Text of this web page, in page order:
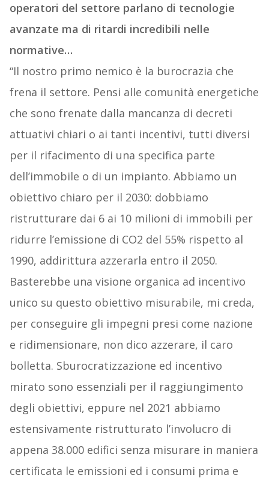
operatori del settore parlano di tecnologie
avanzate ma di ritardi incredibili nelle
normative…
“Il nostro primo nemico è la burocrazia che
frena il settore. Pensi alle comunità energetiche
che sono frenate dalla mancanza di decreti
attuativi chiari o ai tanti incentivi, tutti diversi
per il rifacimento di una specifica parte
dell’immobile o di un impianto. Abbiamo un
obiettivo chiaro per il 2030: dobbiamo
ristrutturare dai 6 ai 10 milioni di immobili per
ridurre l’emissione di CO2 del 55% rispetto al
1990, addirittura azzerarla entro il 2050.
Basterebbe una visione organica ad incentivo
unico su questo obiettivo misurabile, mi creda,
per conseguire gli impegni presi come nazione
e ridimensionare, non dico azzerare, il caro
bolletta. Sburocratizzazione ed incentivo
mirato sono essenziali per il raggiungimento
degli obiettivi, eppure nel 2021 abbiamo
estensivamente ristrutturato l’involucro di
appena 38.000 edifici senza misurare in maniera
certificata le emissioni ed i consumi prima e